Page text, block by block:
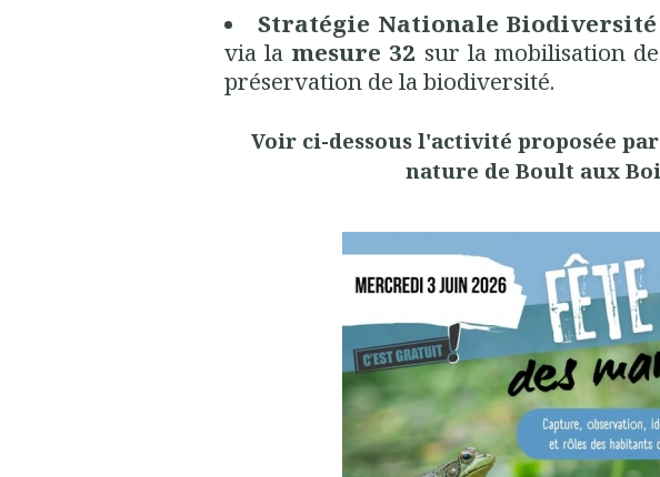
Stratégie Nationale Biodiversité
via la mesure 32 sur la mobilisation
préservation de la biodiversité.
Voir ci-dessous l'activité proposée
nature de Boult aux